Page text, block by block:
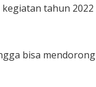
tahun 2022
bisa mendorong